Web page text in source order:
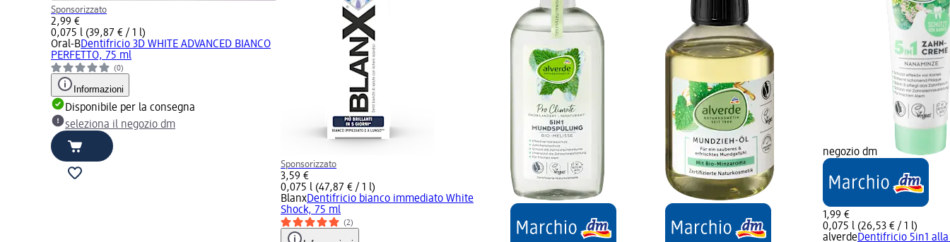
Sponsorizzato
2,99 €
0,075 l (39,87 € / 1 l)
Oral-BDentifricio 3D WHITE ADVANCED BIANCO
PERFETTO, 75 ml
(0)
Informazioni
Disponibile per la consegna
seleziona il negozio dm
Sponsorizzato
3,59 €
0,075 l (47,87 € / 1 l)
BlanxDentifricio bianco immediato White
Shock, 75 ml
(2)
negozio dm
1,99 €
0,075 l (26,53 € / 1 l)
alverdeDentifricio 5in1